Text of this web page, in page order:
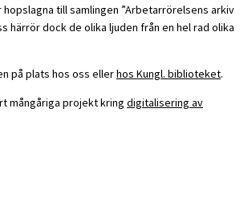
hopslagna till samlingen ”Arbetarrörelsens arkiv
härrör dock de olika ljuden från en hel rad olika
på plats hos oss ellerhos Kungl. biblioteket.
mångåriga projekt kring digitalisering av